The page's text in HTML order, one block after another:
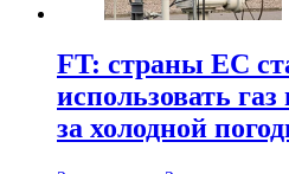
FT: страны ЕС
использовать
за холодной